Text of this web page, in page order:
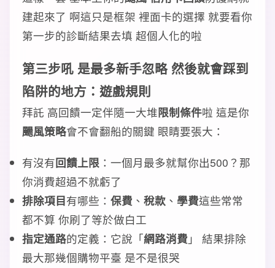
建起來了 啊這只是框架 裡面卡的選擇 就要看你
第一步的診斷結果去填 超個人化的啦
第三步吼 是最多新手忽略 然後就會踩到
陷阱的地方：遊戲規則
拜託 高回饋一定伴隨一大堆限制條件啦 這是你
颺風策略會不會翻船的關鍵 眼睛要張大：
有沒有回饋上限 ：一個月最多就幫你出500？那
你消費超過不就虧了
排除項目有哪些： 保費 、 稅款 、 學費這些常常
都不算 你刷了等於做白工
指定通路的定義：它說「網路消費 」 結果排除
最大那幾個購物平臺 是不是很哭